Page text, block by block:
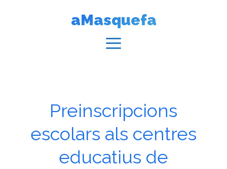
aMasquefa
Preinscripcions
escolars als centres
educatius de